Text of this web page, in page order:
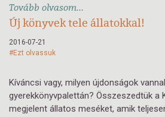
Tovább olvasom...
Új könyvek tele állatokkal!
2016-07-21
#Ezt olvassuk
Kíváncsi vagy, milyen újdonságok
gyerekkönyvpalettán? Összeszedtük a
megjelent állatos meséket, amik